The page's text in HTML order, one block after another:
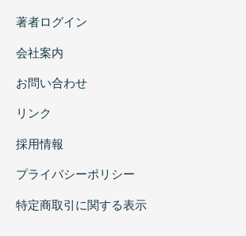
著者ログイン
会社案内
お問い合わせ
リンク
採用情報
プライバシーポリシー
特定商取引に関する表示